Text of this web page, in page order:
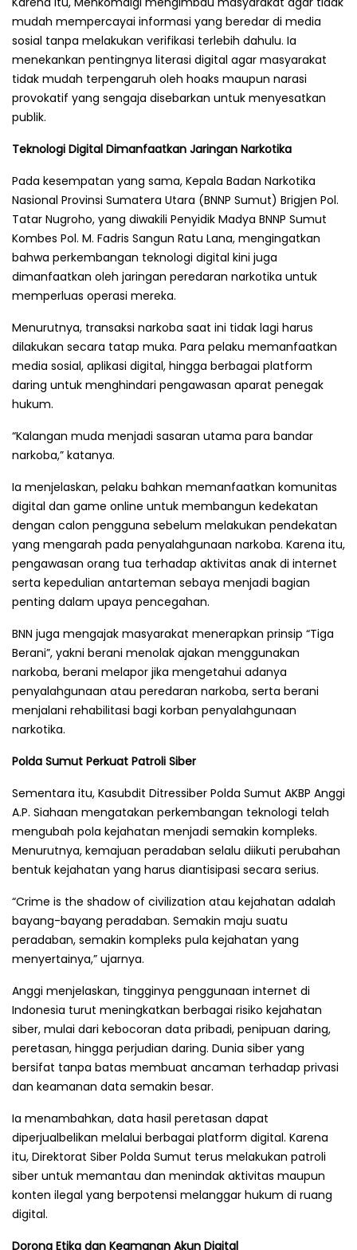
mudah mempercayai informasi yang beredar di media
sosial tanpa melakukan verifikasi terlebih dahulu. Ia
menekankan pentingnya literasi digital agar masyarakat
tidak mudah terpengaruh oleh hoaks maupun narasi
provokatif yang sengaja disebarkan untuk menyesatkan
publik.
Teknologi Digital Dimanfaatkan Jaringan Narkotika
Pada kesempatan yang sama, Kepala Badan Narkotika
Nasional Provinsi Sumatera Utara (BNNP Sumut) Brigjen Pol.
Tatar Nugroho, yang diwakili Penyidik Madya BNNP Sumut
Kombes Pol. M. Fadris Sangun Ratu Lana, mengingatkan
bahwa perkembangan teknologi digital kini juga
dimanfaatkan oleh jaringan peredaran narkotika untuk
memperluas operasi mereka.
Menurutnya, transaksi narkoba saat ini tidak lagi harus
dilakukan secara tatap muka. Para pelaku memanfaatkan
media sosial, aplikasi digital, hingga berbagai platform
daring untuk menghindari pengawasan aparat penegak
hukum.
“Kalangan muda menjadi sasaran utama para bandar
narkoba,” katanya.
Ia menjelaskan, pelaku bahkan memanfaatkan komunitas
digital dan game online untuk membangun kedekatan
dengan calon pengguna sebelum melakukan pendekatan
yang mengarah pada penyalahgunaan narkoba. Karena itu,
pengawasan orang tua terhadap aktivitas anak di internet
serta kepedulian antarteman sebaya menjadi bagian
penting dalam upaya pencegahan.
BNN juga mengajak masyarakat menerapkan prinsip “Tiga
Berani”, yakni berani menolak ajakan menggunakan
narkoba, berani melapor jika mengetahui adanya
penyalahgunaan atau peredaran narkoba, serta berani
menjalani rehabilitasi bagi korban penyalahgunaan
narkotika.
Polda Sumut Perkuat Patroli Siber
Sementara itu, Kasubdit Ditressiber Polda Sumut AKBP Anggi
A.P. Siahaan mengatakan perkembangan teknologi telah
mengubah pola kejahatan menjadi semakin kompleks.
Menurutnya, kemajuan peradaban selalu diikuti perubahan
bentuk kejahatan yang harus diantisipasi secara serius.
“Crime is the shadow of civilization atau kejahatan adalah
bayang-bayang peradaban. Semakin maju suatu
peradaban, semakin kompleks pula kejahatan yang
menyertainya,” ujarnya.
Anggi menjelaskan, tingginya penggunaan internet di
Indonesia turut meningkatkan berbagai risiko kejahatan
siber, mulai dari kebocoran data pribadi, penipuan daring,
peretasan, hingga perjudian daring. Dunia siber yang
bersifat tanpa batas membuat ancaman terhadap privasi
dan keamanan data semakin besar.
Ia menambahkan, data hasil peretasan dapat
diperjualbelikan melalui berbagai platform digital. Karena
itu, Direktorat Siber Polda Sumut terus melakukan patroli
siber untuk memantau dan menindak aktivitas maupun
konten ilegal yang berpotensi melanggar hukum di ruang
digital.
Dorong Etika dan Keamanan Akun Digital